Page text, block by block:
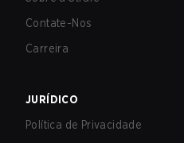
Contate-Nos
Carreira
JURÍDICO
Política de Privacidade